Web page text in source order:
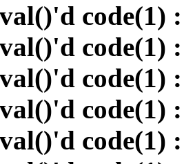
code(1)
code(1)
code(1)
code(1)
code(1)